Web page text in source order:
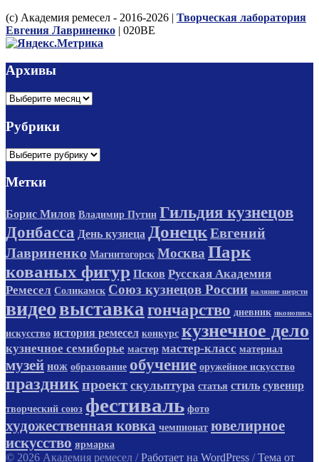
(с) Академия ремесел - 2016-2026 | Творческая лаборатория
Евгения Лавриненко | 020BE
Архивы
Архивы
Рубрики
Рубрики
Метки
Борис Милов Владимир Путин Гильдия кузнецов
Донбасса День кузнеца ДонецкЕвгений
Лавриненко Магнитогорск Москва Парк
кованых фигур Псков Русская Академия
Ремесел Соликамск Союз кузнецов России валяние шерсти
видеовыставка гончарство дневник иконопись
искусство история ремесел конкурс кузнечное дело
кузнечное семиборье мастер мастер-класс материал
музей нож образование обучение оружейное искусство
праздник проект скульптура статья стиль сувенир
творческий союз фестиваль фото
художественная ковка чемпионат ювелирное
искусство ярмарка
© 2026 Академия ремесел / Работает на WordPress / Тема от